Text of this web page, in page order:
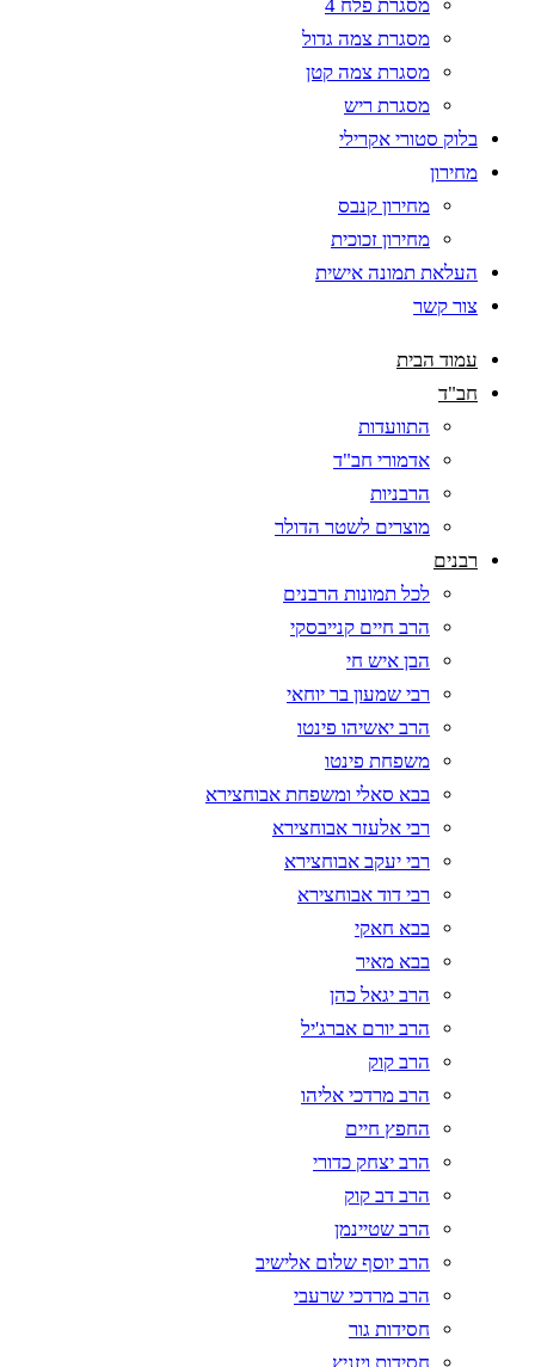
מסגרת פלח 4
מסגרת צמה גדול
מסגרת צמה קטן
מסגרת ריש
בלוק סטורי אקרילי
מחירון
מחירון קנבס
מחירון זכוכית
העלאת תמונה אישית
צור קשר
עמוד הבית
חב"ד
התוועדות
אדמורי חב"ד
הרבניות
מוצרים לשטר הדולר
רבנים
לכל תמונות הרבנים
הרב חיים קנייבסקי
הבן איש חי
רבי שמעון בר יוחאי
הרב יאשיהו פינטו
משפחת פינטו
בבא סאלי ומשפחת אבוחצירא
רבי אלעזר אבוחצירא
רבי יעקב אבוחצירא
רבי דוד אבוחצירא
בבא חאקי
בבא מאיר
הרב יגאל כהן
הרב יורם אברג'יל
הרב קוק
הרב מרדכי אליהו
החפץ חיים
הרב יצחק כדורי
הרב דב קוק
הרב שטיינמן
הרב יוסף שלום אלישיב
הרב מרדכי שרעבי
חסידות גור